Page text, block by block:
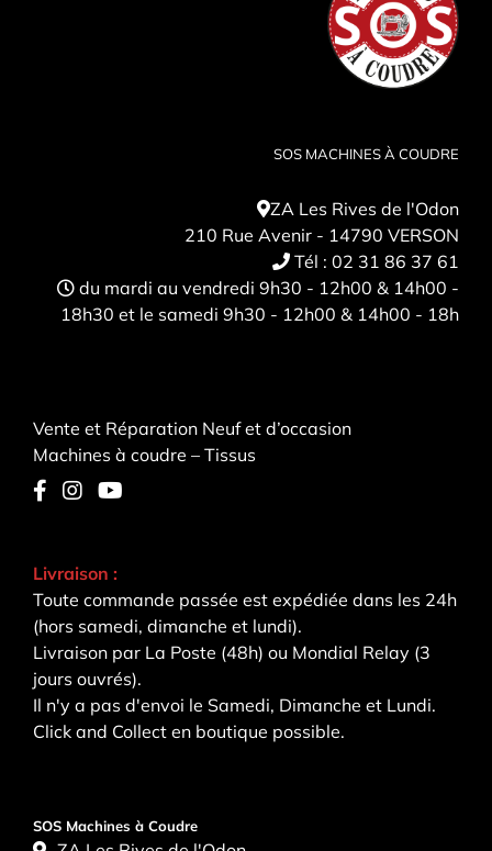
SOS MACHINES À COUDRE
ZA Les Rives de l'Odon
210 Rue Avenir - 14790 VERSON
Tél : 02 31 86 37 61
du mardi au vendredi 9h30 - 12h00 & 14h00 -
18h30 et le samedi 9h30 - 12h00 & 14h00 - 18h
Vente et Réparation Neuf et d’occasion
Machines à coudre – Tissus
Livraison :
Toute commande passée est expédiée dans les 24h
(hors samedi, dimanche et lundi).
Livraison par La Poste (48h) ou Mondial Relay (3
jours ouvrés).
Il n'y a pas d'envoi le Samedi, Dimanche et Lundi.
Click and Collect en boutique possible.
SOS Machines à Coudre